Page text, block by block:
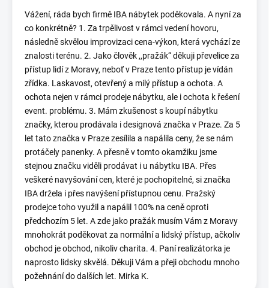
Vážení, ráda bych firmě IBA nábytek poděkovala. A nyní za
co konkrétně? 1. Za trpělivost v rámci vedení hovoru,
následně skvělou improvizaci cena-výkon, která vychází ze
znalosti terénu. 2. Jako člověk ,,pražák“ děkuji převelice za
přístup lidí z Moravy, neboť v Praze tento přístup je vídán
zřídka. Laskavost, otevřený a milý přístup a ochota. A
ochota nejen v rámci prodeje nábytku, ale i ochota k řešení
event. problému. 3. Mám zkušenost s koupí nábytku
značky, kterou prodávala i designová značka v Praze. Za 5
let tato značka v Praze zesílila a napálila ceny, že se nám
protáčely panenky. A přesně v tomto okamžiku jsme
stejnou značku viděli prodávat i u nábytku IBA. Přes
veškeré navyšování cen, které je pochopitelné, si značka
IBA držela i přes navýšení přístupnou cenu. Pražský
prodejce toho využil a napálil 100% na ceně oproti
předchozím 5 let. A zde jako pražák musím Vám z Moravy
mnohokrát poděkovat za normální a lidský přístup, ačkoliv
obchod je obchod, nikoliv charita. 4. Paní realizátorka je
naprosto lidsky skvělá. Děkuji Vám a přeji obchodu mnoho
požehnání do dalších let. Mirka K.